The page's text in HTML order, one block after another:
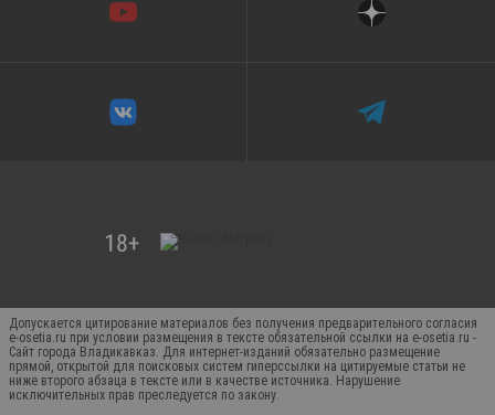
Допускается цитирование материалов без получения предварительного согласия
e-osetia.ru при условии размещения в тексте обязательной ссылки на e-osetia.ru -
Сайт города Владикавказ. Для интернет-изданий обязательно размещение
прямой, открытой для поисковых систем гиперссылки на цитируемые статьи не
ниже второго абзаца в тексте или в качестве источника. Нарушение
исключительных прав преследуется по закону.